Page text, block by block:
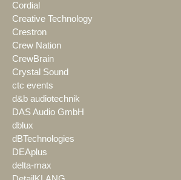
Cordial
Creative Technology
Crestron
Crew Nation
CrewBrain
Crystal Sound
ctc events
d&b audiotechnik
DAS Audio GmbH
dblux
dBTechnologies
DEAplus
delta-max